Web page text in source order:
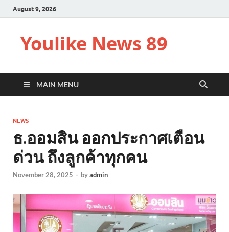
August 9, 2026
Youlike News 89
MAIN MENU
NEWS
ธ.ออมสิน ออกประกาศเตือน
ด่วน ถึงลูกค้าทุกคน
November 28, 2025 - byadmin